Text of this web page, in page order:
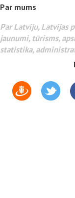
Par mums
Par Latviju, Latvijas
jaunumi, tūrisms,
statistika,